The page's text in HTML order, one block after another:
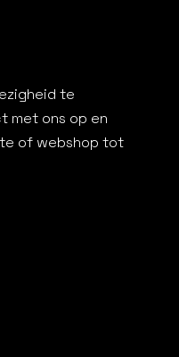
te
met ons op en
of webshop tot